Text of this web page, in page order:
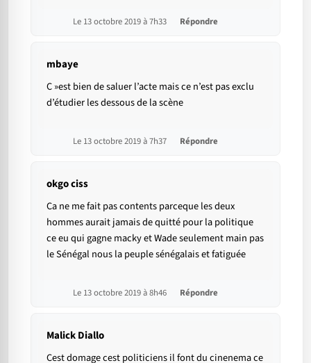
Le 13 octobre 2019 à 7h33 Répondre
mbaye
C »est bien de saluer l’acte mais ce n’est pas exclu
d’étudier les dessous de la scène
Le 13 octobre 2019 à 7h37 Répondre
okgo ciss
Ca ne me fait pas contents parceque les deux
hommes aurait jamais de quitté pour la politique
ce eu qui gagne macky et Wade seulement main pas
le Sénégal nous la peuple sénégalais et fatiguée
Le 13 octobre 2019 à 8h46 Répondre
Malick Diallo
Cest domage cest politiciens il font du cinenema ce